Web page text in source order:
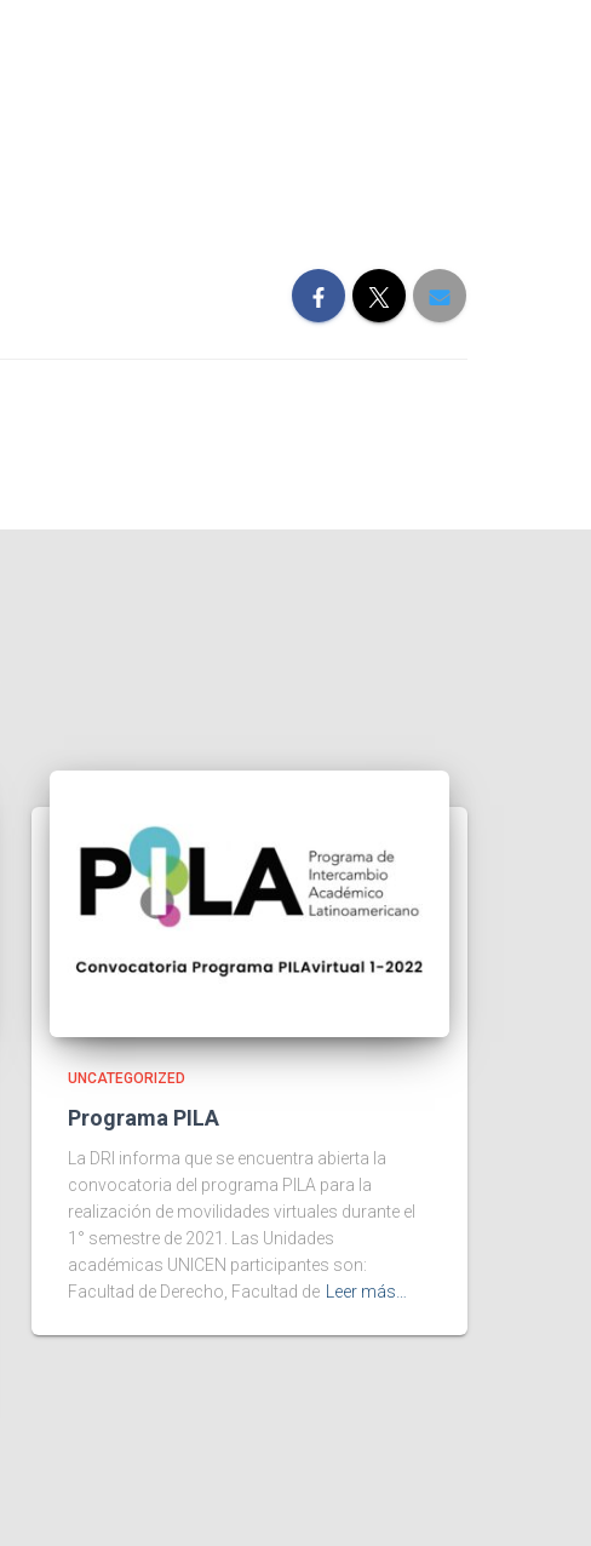
UNCATEGORIZED
Programa PILA
La DRI informa que se encuentra abierta la
convocatoria del programa PILA para la
realización de movilidades virtuales durante el
1° semestre de 2021. Las Unidades
académicas UNICEN participantes son:
Facultad de Derecho, Facultad de
Leer más…